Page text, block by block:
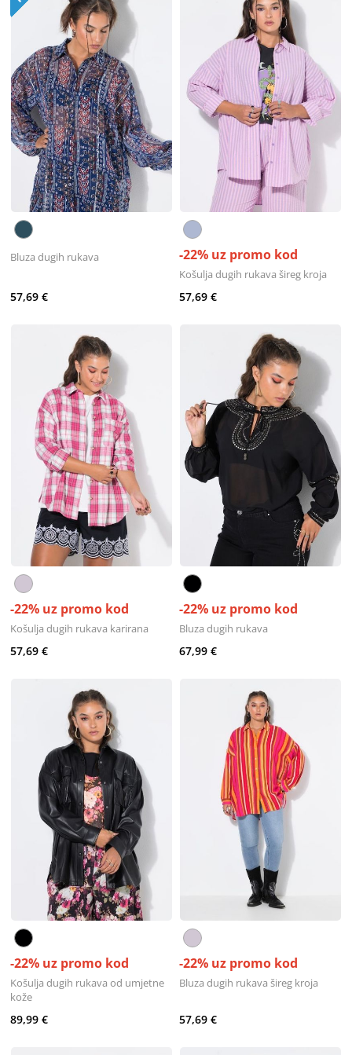
Bluza dugih rukava
57,69 €
-22% uz promo kod
Košulja dugih rukava šireg kroja
57,69 €
-22% uz promo kod
Košulja dugih rukava karirana
57,69 €
-22% uz promo kod
Bluza dugih rukava
67,99 €
-22% uz promo kod
Košulja dugih rukava od umjetne
kože
89,99 €
-22% uz promo kod
Bluza dugih rukava šireg kroja
57,69 €